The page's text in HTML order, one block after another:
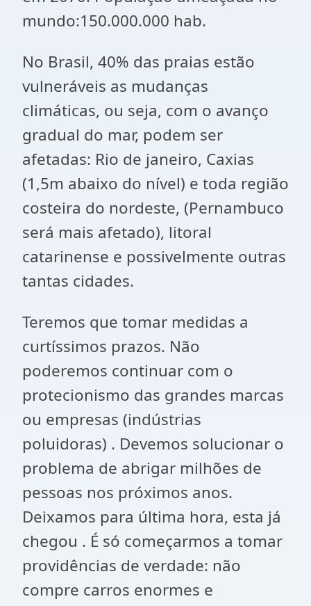
mundo:150.000.000 hab.
No Brasil, 40% das praias estão
vulneráveis as mudanças
climáticas, ou seja, com o avanço
gradual do mar, podem ser
afetadas: Rio de janeiro, Caxias
(1,5m abaixo do nível) e toda região
costeira do nordeste, (Pernambuco
será mais afetado), litoral
catarinense e possivelmente outras
tantas cidades.
Teremos que tomar medidas a
curtíssimos prazos. Não
poderemos continuar com o
protecionismo das grandes marcas
ou empresas (indústrias
poluidoras) . Devemos solucionar o
problema de abrigar milhões de
pessoas nos próximos anos.
Deixamos para última hora, esta já
chegou . É só começarmos a tomar
providências de verdade: não
compre carros enormes e